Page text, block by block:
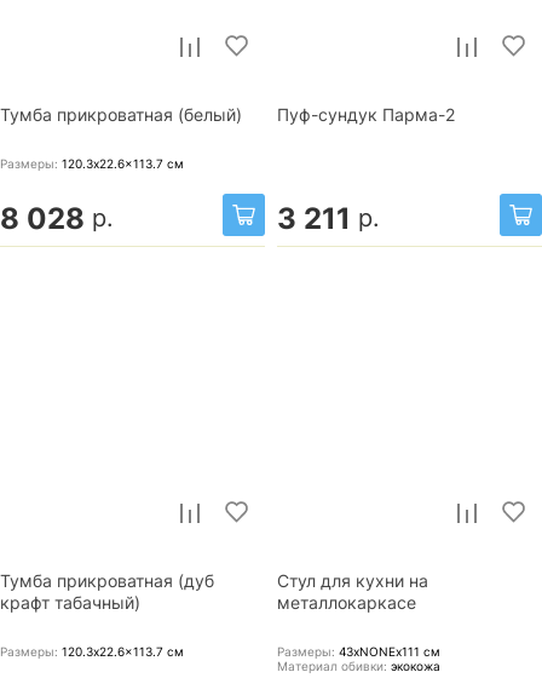
Тумба прикроватная (белый)
Размеры: 120.3x22.6x113.7 см
8 028 р.
Пуф-сундук Парма-2
3 211 р.
Тумба прикроватная (дуб
крафт табачный)
Размеры: 120.3x22.6x113.7 см
Стул для кухни на
металлокаркасе
Размеры: 43xNONEx111 см
Материал обивки: экокожа